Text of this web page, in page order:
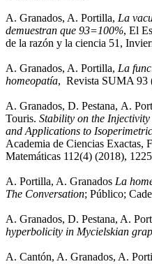
A. Granados, A. Portilla, La
demuestran que 93=100%, El
de la razón y la ciencia 51,
A. Granados, A. Portilla, La
homeopatía, Revista SUMA 93
A. Granados, D. Pestana, A.
Touris. Stability on the
and Applications to
Academia de Ciencias Exactas,
Matemáticas 112(4) (2018),
A. Portilla, A. Granados La
The Conversation; Público;
A. Granados, D. Pestana, A.
hyperbolicity in Mycielskian
A. Cantón, A. Granados, A.